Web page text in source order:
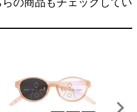
の商品もチェックしてい